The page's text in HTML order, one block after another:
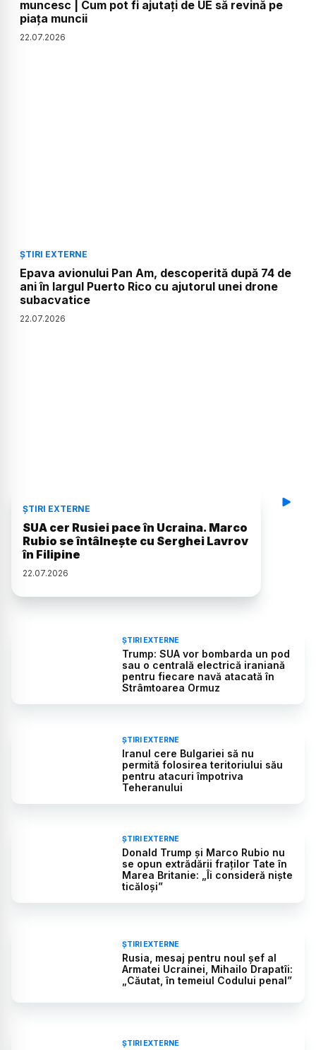
muncesc | Cum pot fi ajutați de UE să revină pe
piața muncii
22.07.2026
ȘTIRI EXTERNE
Epava avionului Pan Am, descoperită după 74 de
ani în largul Puerto Rico cu ajutorul unei drone
subacvatice
22.07.2026
ȘTIRI EXTERNE
SUA cer Rusiei pace în Ucraina. Marco
Rubio se întâlnește cu Serghei Lavrov
în Filipine
22.07.2026
ȘTIRI EXTERNE
Trump: SUA vor bombarda un pod
sau o centrală electrică iraniană
pentru fiecare navă atacată în
Strâmtoarea Ormuz
ȘTIRI EXTERNE
Iranul cere Bulgariei să nu
permită folosirea teritoriului său
pentru atacuri împotriva
Teheranului
ȘTIRI EXTERNE
Donald Trump și Marco Rubio nu
se opun extrădării fraților Tate în
Marea Britanie: „Îi consideră niște
ticăloși”
ȘTIRI EXTERNE
Rusia, mesaj pentru noul șef al
Armatei Ucrainei, Mihailo Drapatîi:
„Căutat, în temeiul Codului penal”
ȘTIRI EXTERNE